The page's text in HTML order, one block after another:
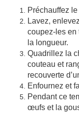
Préchauffez
Lavez,
coupez-les en
la longueur.
Quadrillez la
couteau et
recouverte
Enfournez et
Pendant ce
œufs et la